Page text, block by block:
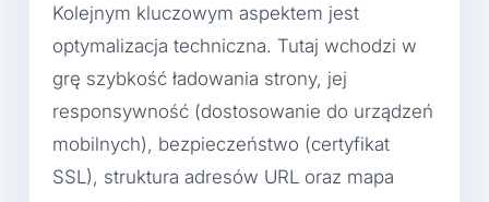
Kolejnym kluczowym aspektem jest
optymalizacja techniczna. Tutaj wchodzi w
grę szybkość ładowania strony, jej
responsywność (dostosowanie do urządzeń
mobilnych), bezpieczeństwo (certyfikat
SSL), struktura adresów URL oraz mapa